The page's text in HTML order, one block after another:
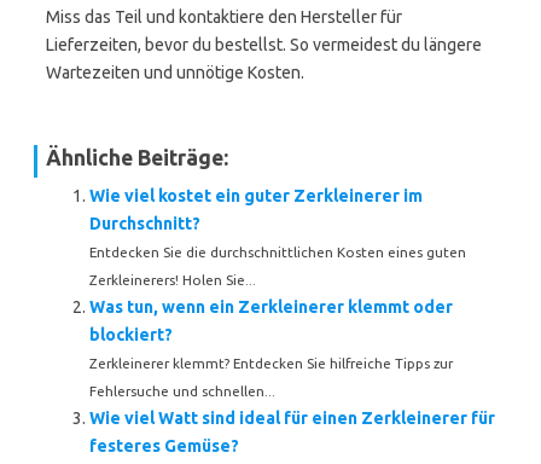
Miss das Teil und kontaktiere den Hersteller für
Lieferzeiten, bevor du bestellst. So vermeidest du längere
Wartezeiten und unnötige Kosten.
Ähnliche Beiträge:
Wie viel kostet ein guter Zerkleinerer im
Durchschnitt?
Entdecken Sie die durchschnittlichen Kosten eines guten
Zerkleinerers! Holen Sie...
Was tun, wenn ein Zerkleinerer klemmt oder
blockiert?
Zerkleinerer klemmt? Entdecken Sie hilfreiche Tipps zur
Fehlersuche und schnellen...
Wie viel Watt sind ideal für einen Zerkleinerer für
festeres Gemüse?